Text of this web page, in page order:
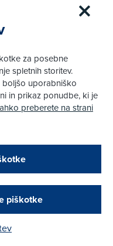
Zapri
člani, ki boste v AMZS
boste prejeli
z dobroimetjem v višini
sredstva:
za posebne
spletnih storitev.
boljšo uporabniško
in prikaz ponudbe, ki je
preberete na strani
piškotke